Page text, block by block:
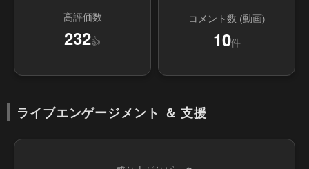
高評価数
232👍
コメント数 (動画)
10件
ライブエンゲージメント ＆ 支援